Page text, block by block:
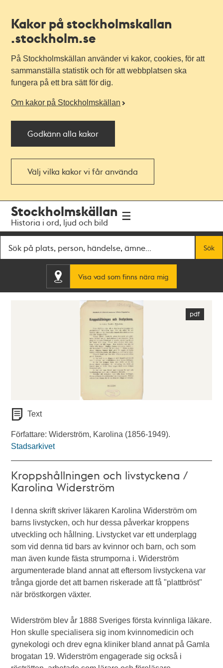
Kakor på stockholmskallan
.stockholm.se
På Stockholmskällan använder vi kakor, cookies, för att
sammanställa statistik och för att webbplatsen ska
fungera på ett bra sätt för dig.
Om kakor på Stockholmskällan
Godkänn alla kakor
Välj vilka kakor vi får använda
navigationen
huvudinnehållet
Stockholmskällan
Historia i ord, ljud och bild
Sök
Visa vad som finns nära mig
Text
Författare: Widerström, Karolina (1856-1949).
Stadsarkivet
Kroppshållningen och livstyckena /
Karolina Widerström
I denna skrift skriver läkaren Karolina Widerström om
barns livstycken, och hur dessa påverkar kroppens
utveckling och hållning. Livstycket var ett underplagg
som vid denna tid bars av kvinnor och barn, och som
man även kunde fästa strumporna i. Widerström
argumenterade bland annat att eftersom livstyckena var
trånga gjorde det att barnen riskerade att få "plattbröst"
när bröstkorgen växter.
Widerström blev år 1888 Sveriges första kvinnliga läkare.
Hon skulle specialisera sig inom kvinnomedicin och
gynekologi och drev egna kliniker bland annat på Gamla
brogatan 19. Widerström engagerade sig också i